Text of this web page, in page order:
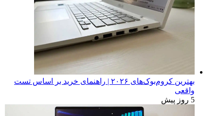
بهترین کروم‌بوک‌های ۲۰۲۶ | راهنمای خرید بر اساس تست
واقعی
5 روز پیش